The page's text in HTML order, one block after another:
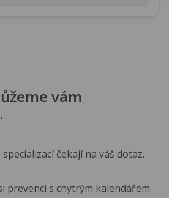
vám
čekají na váš dotaz.
prevenci s chytrým kalendářem.